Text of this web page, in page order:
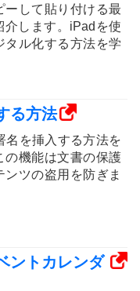
ーして貼り付ける最
介します。iPadを使
タル化する方法を学
る方法
名を挿入する方法を
の機能は文書の保護
ツの盗用を防ぎま
ントカレンダ